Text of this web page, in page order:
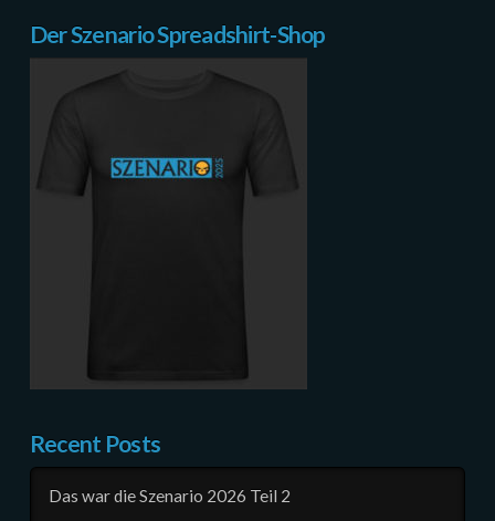
Der Szenario Spreadshirt-Shop
Recent Posts
Das war die Szenario 2026 Teil 2